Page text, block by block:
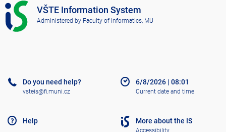
I
S
V
VŠTE Information System
Administered by Faculty of Informatics, MU
Do you need help?
vsteis@fi.muni.cz
Help
6/8/2026 | 08:01
Current date and time
More about the IS
Accessibility